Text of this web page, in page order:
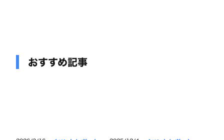
おすすめ記事